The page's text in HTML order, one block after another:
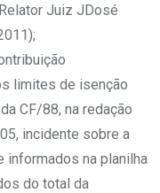
Juiz JDosé
limites de isenção
CF/88, na redação
incidente sobre a
informados na planilha
do total da